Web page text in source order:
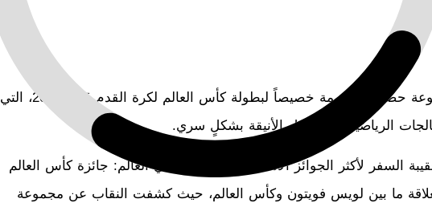
تكشف دار لويس فويتون النقاب عن مجموعة حصرية مصممة خصيصاً لبطولة كأس العالم لكرة القدم قطر 2022، التي
الرياضية والتفاصيل الأنيقة بشكلٍ سري.
دار لويس فويتون منذ عام 2010، حقيبة السفر لأكثر الجوائز الأسطورية المرغوبة في العالم: جائزة كأس العالم
ما بين لويس فويتون وكأس العالم، حيث كشفت النقاب عن مجموعة